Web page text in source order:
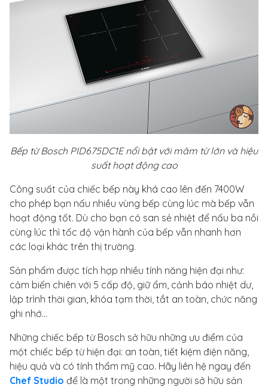
Bếp từ Bosch PID675DC1E nổi bật với mâm từ lớn và hiệu
suất hoạt động cao
Công suất của chiếc bếp này khá cao lên đến 7400W
cho phép bạn nấu nhiều vùng bếp cùng lúc mà bếp vẫn
hoạt động tốt. Dù cho bạn có san sẻ nhiệt để nấu ba nồi
cùng lúc thì tốc độ vận hành của bếp vẫn nhanh hơn
các loại khác trên thị trường.
Sản phẩm được tích hợp nhiều tính năng hiện đại như:
cảm biến chiên với 5 cấp độ, giữ ẩm, cảnh báo nhiệt dư,
lập trình thời gian, khóa tạm thời, tắt an toàn, chức năng
ghi nhớ…
Những chiếc bếp từ Bosch sở hữu những ưu điểm của
một chiếc bếp từ hiện đại: an toàn, tiết kiệm điện năng,
hiệu quả và có tính thẩm mỹ cao. Hãy liên hệ ngay đến
Chef Studio để là một trong những người sở hữu sản